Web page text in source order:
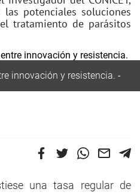
potenciales soluciones
tratamiento de parásitos
innovación y resistencia.
una tasa regular de